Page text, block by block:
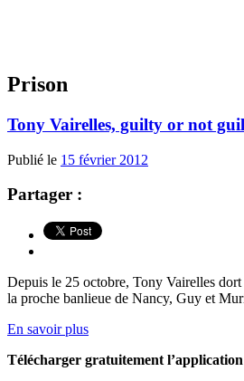
Prison
Tony Vairelles, guilty or not
Publié le 15 février 2012
Partager :
Depuis le 25 octobre, Tony Vairelles
la proche banlieue de Nancy, Guy et
En savoir plus
Télécharger gratuitement